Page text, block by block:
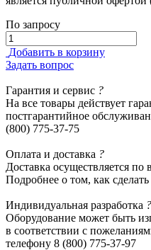
По запросу
Добавить в корзину
Задать вопрос
Гарантия и сервис ?
На все товары действует
постгарантийное
(800) 775-37-75
Оплата и доставка ?
Доставка осуществляется
Подробнее о том, как сделать
Индивидуальная разработка ?
Оборудование может быть
в соответствии с
телефону 8 (800) 775-37-97